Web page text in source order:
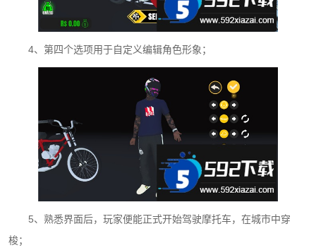
4、第四个选项用于自定义编辑角色形象；
5、熟悉界面后，玩家便能正式开始驾驶摩托车，在城市中穿
梭；